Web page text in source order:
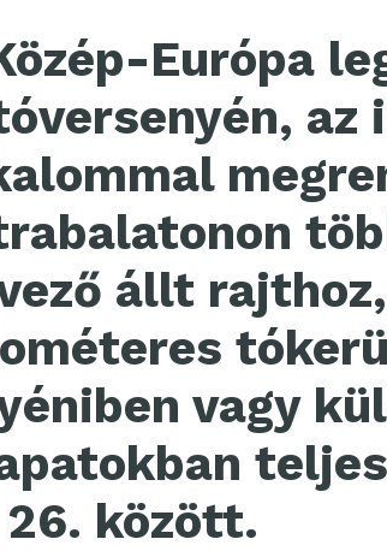
Európa
az
állt
vagy
között.